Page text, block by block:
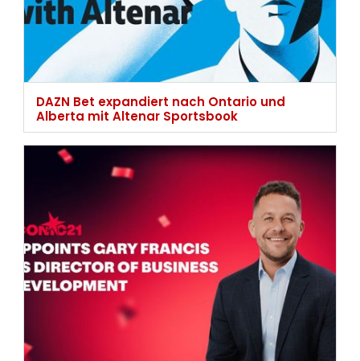
DAZN Bet expandiert nach Ontario und
Alberta mit Altenar Sportsbook